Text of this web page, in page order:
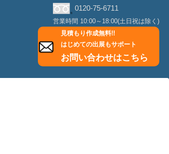
0120-75-6711
営業時間 10:00～18:00(土日祝は除く)
見積もり作成無料!!
はじめての出展もサポート
お問い合わせはこちら